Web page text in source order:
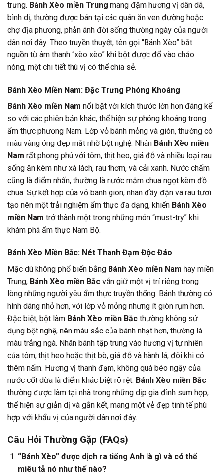
trưng. Bánh Xèo miền Trung mang đậm hương vị dân dã,
bình dị, thường được bán tại các quán ăn ven đường hoặc
chợ địa phương, phản ánh đời sống thường ngày của người
dân nơi đây. Theo truyền thuyết, tên gọi “Bánh Xèo” bắt
nguồn từ âm thanh “xèo xèo” khi bột được đổ vào chảo
nóng, một chi tiết thú vị có thể chia sẻ.
Bánh Xèo Miền Nam: Đặc Trưng Phóng Khoáng
Bánh Xèo miền Nam nổi bật với kích thước lớn hơn đáng kể
so với các phiên bản khác, thể hiện sự phóng khoáng trong
ẩm thực phương Nam. Lớp vỏ bánh mỏng và giòn, thường có
màu vàng óng đẹp mắt nhờ bột nghệ. Nhân Bánh Xèo miền
Nam rất phong phú với tôm, thịt heo, giá đỗ và nhiều loại rau
sống ăn kèm như xà lách, rau thơm, và cải xanh. Nước chấm
cũng là điểm nhấn, thường là nước mắm chua ngọt kèm đồ
chua. Sự kết hợp của vỏ bánh giòn, nhân đầy đặn và rau tươi
tạo nên một trải nghiệm ẩm thực đa dạng, khiến Bánh Xèo
miền Nam trở thành một trong những món “must-try” khi
khám phá ẩm thực Nam Bộ.
Bánh Xèo Miền Bắc: Nét Thanh Đạm Độc Đáo
Mặc dù không phổ biến bằng Bánh Xèo miền Nam hay miền
Trung, Bánh Xèo miền Bắc vẫn giữ một vị trí riêng trong
lòng những người yêu ẩm thực truyền thống. Bánh thường có
hình dáng nhỏ hơn, với lớp vỏ mỏng nhưng ít giòn rụm hơn.
Đặc biệt, bột làm Bánh Xèo miền Bắc thường không sử
dụng bột nghệ, nên màu sắc của bánh nhạt hơn, thường là
màu trắng ngà. Nhân bánh tập trung vào hương vị tự nhiên
của tôm, thịt heo hoặc thịt bò, giá đỗ và hành lá, đôi khi có
thêm nấm. Hương vị thanh đạm, không quá béo ngậy của
nước cốt dừa là điểm khác biệt rõ rệt. Bánh Xèo miền Bắc
thường được làm tại nhà trong những dịp gia đình sum họp,
thể hiện sự giản dị và gắn kết, mang một vẻ đẹp tinh tế phù
hợp với khẩu vị của người dân nơi đây.
Câu Hỏi Thường Gặp (FAQs)
“Bánh Xèo” được dịch ra tiếng Anh là gì và có thể
miêu tả nó như thế nào?